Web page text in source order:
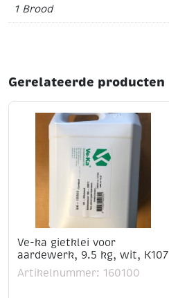
1 Brood
Gerelateerde producten
Ve-ka gietklei voor
aardewerk, 9.5 kg, wit, K107
Artikelnummer: 160100